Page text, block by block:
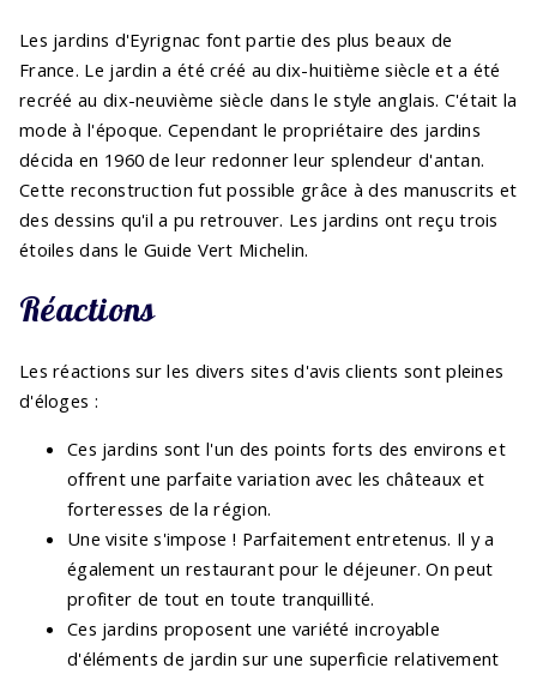
Les jardins d'Eyrignac font partie des plus beaux de
France. Le jardin a été créé au dix-huitième siècle et a été
recréé au dix-neuvième siècle dans le style anglais. C'était la
mode à l'époque. Cependant le propriétaire des jardins
décida en 1960 de leur redonner leur splendeur d'antan.
Cette reconstruction fut possible grâce à des manuscrits et
des dessins qu'il a pu retrouver. Les jardins ont reçu trois
étoiles dans le Guide Vert Michelin.
Réactions
Les réactions sur les divers sites d'avis clients sont pleines
d'éloges :
Ces jardins sont l'un des points forts des environs et
offrent une parfaite variation avec les châteaux et
forteresses de la région.
Une visite s'impose ! Parfaitement entretenus. Il y a
également un restaurant pour le déjeuner. On peut
profiter de tout en toute tranquillité.
Ces jardins proposent une variété incroyable
d'éléments de jardin sur une superficie relativement